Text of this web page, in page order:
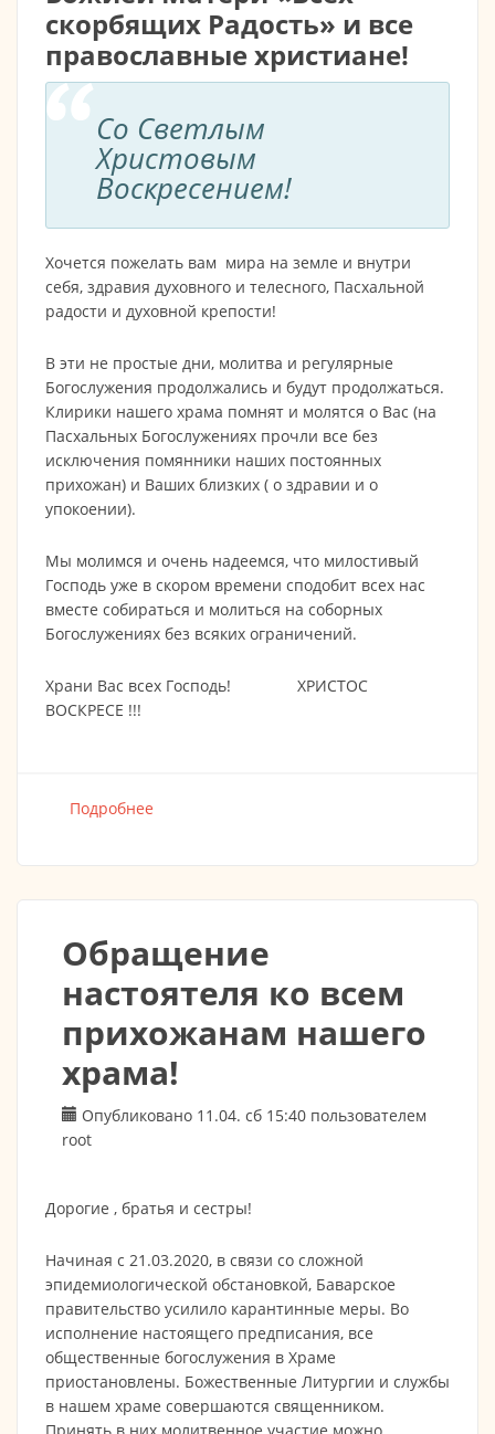
скорбящих Радость» и все
православные христиане!
Со Светлым
Христовым
Воскресением!
Хочется пожелать вам мира на земле и внутри
себя, здравия духовного и телесного, Пасхальной
радости и духовной крепости!
В эти не простые дни, молитва и регулярные
Богослужения продолжались и будут продолжаться.
Клирики нашего храма помнят и молятся о Вас (на
Пасхальных Богослужениях прочли все без
исключения помянники наших постоянных
прихожан) и Ваших близких ( о здравии и о
упокоении).
Мы молимся и очень надеемся, что милостивый
Господь уже в скором времени сподобит всех нас
вместе собираться и молиться на соборных
Богослужениях без всяких ограничений.
Храни Вас всех Господь! ХРИСТОС
ВОСКРЕСЕ !!!
Подробнее
Обращение
настоятеля ко всем
прихожанам нашего
храма!
Опубликовано 11.04. сб 15:40 пользователем
root
Дорогие , братья и сестры!
Начиная с 21.03.2020, в связи со сложной
эпидемиологической обстановкой, Баварское
правительство усилило карантинные меры. Во
исполнение настоящего предписания, все
общественные богослужения в Храме
приостановлены. Божественные Литургии и службы
в нашем храме совершаются священником.
Принять в них молитвенное участие можно